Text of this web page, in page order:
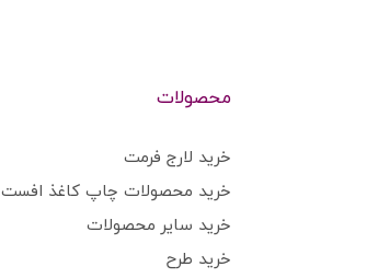
محصولات
خرید لارج فرمت
خرید محصولات چاپ کاغذ افست
خرید سایر محصولات
خرید طرح